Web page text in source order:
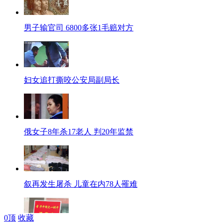
男子输官司 6800多张1毛赔对方
妇女追打撕咬公安局副局长
俄女子8年杀17老人 判20年监禁
叙再发生屠杀 儿童在内78人罹难
0顶 收藏